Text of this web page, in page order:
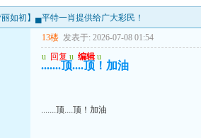
如初】▄平特一肖提供给广大彩民！
13楼 发表于: 2026-07-08 01:54
u 回复 u 编辑 u
.......顶....顶！加油
.......顶....顶！加油